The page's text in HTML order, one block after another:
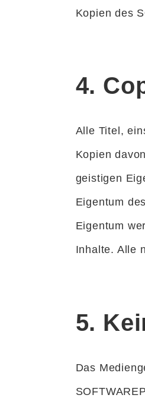
Kopien des
4.
Alle Titel,
Kopien
geistigen
Eigentum
Eigentum
Inhalte. Alle
5.
Das